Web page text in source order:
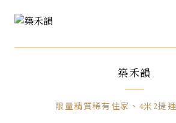
築禾韻
限量精質稀有住家、4米2捷